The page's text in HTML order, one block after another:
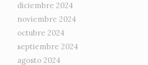
diciembre 2024
noviembre 2024
octubre 2024
septiembre 2024
agosto 2024